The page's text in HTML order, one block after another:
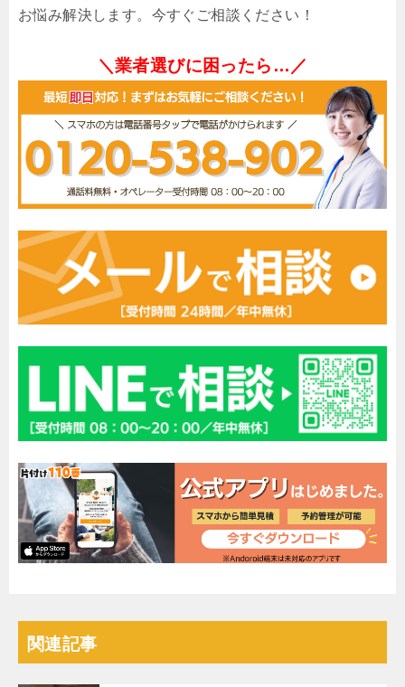
お悩み解決します。今すぐご相談ください！
＼業者選びに困ったら…／
関連記事